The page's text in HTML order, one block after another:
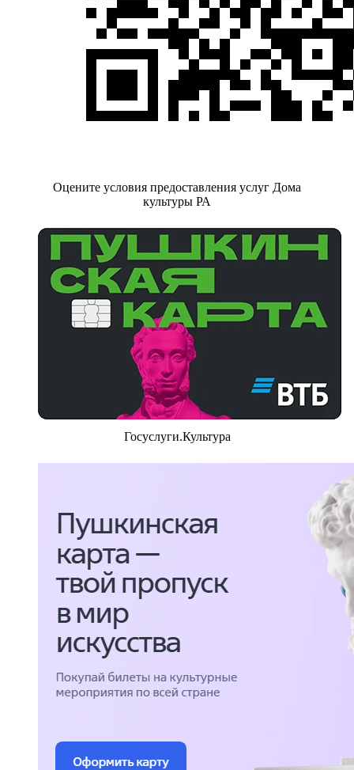
Оцените условия предоставления услуг Дома
культуры РА
Госуслуги.Культура